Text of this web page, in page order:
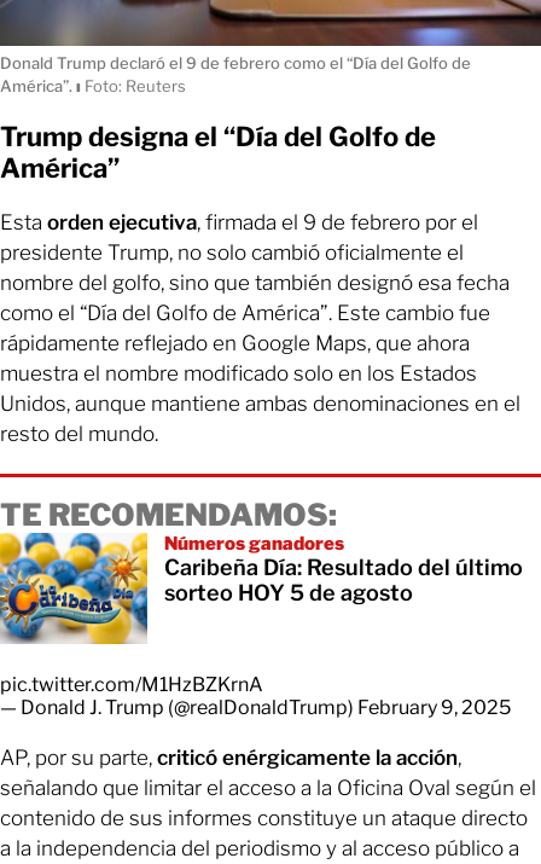
Donald Trump declaró el 9 de febrero como el “Día del Golfo de
América”. ı Foto: Reuters
Trump designa el “Día del Golfo de
América”
Esta orden ejecutiva, firmada el 9 de febrero por el
presidente Trump, no solo cambió oficialmente el
nombre del golfo, sino que también designó esa fecha
como el “Día del Golfo de América”. Este cambio fue
rápidamente reflejado en Google Maps, que ahora
muestra el nombre modificado solo en los Estados
Unidos, aunque mantiene ambas denominaciones en el
resto del mundo.
TE RECOMENDAMOS:
Números ganadores
Caribeña Día: Resultado del último
sorteo HOY 5 de agosto
pic.twitter.com/M1HzBZKrnA
— Donald J. Trump (@realDonaldTrump) February 9, 2025
AP, por su parte, criticó enérgicamente la acción,
señalando que limitar el acceso a la Oficina Oval según el
contenido de sus informes constituye un ataque directo
a la independencia del periodismo y al acceso público a